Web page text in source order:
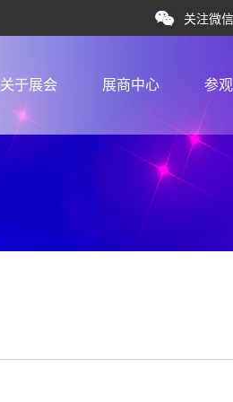
关注微信
关于展会 展商中心 参